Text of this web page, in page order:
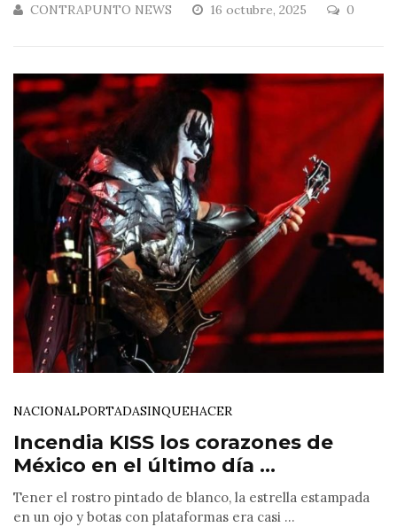
CONTRAPUNTO NEWS 16 octubre, 2025 0
NACIONALPORTADASINQUEHACER
Incendia KISS los corazones de
México en el último día ...
Tener el rostro pintado de blanco, la estrella estampada
en un ojo y botas con plataformas era casi ...